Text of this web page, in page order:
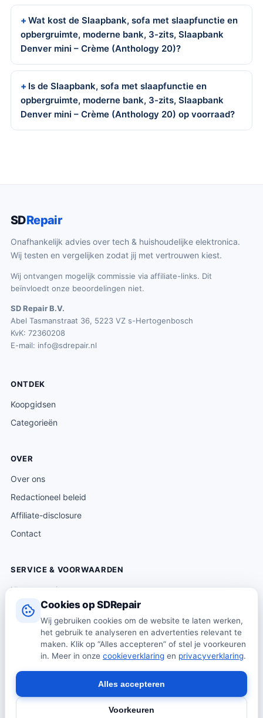
Cookies op SDRepair
Wij gebruiken cookies om de website te laten werken,
het gebruik te analyseren en advertenties relevant te
maken. Klik op “Alles accepteren” of stel je voorkeuren
in. Meer in onze cookieverklaring en privacyverklaring.
Voorkeuren
Alles accepteren
Wat kost de Slaapbank, sofa met slaapfunctie en
opbergruimte, moderne bank, 3-zits, Slaapbank
Denver mini – Crème (Anthology 20)?
Is de Slaapbank, sofa met slaapfunctie en
opbergruimte, moderne bank, 3-zits, Slaapbank
Denver mini – Crème (Anthology 20) op voorraad?
SDRepair
Onafhankelijk advies over tech & huishoudelijke elektronica.
Wij testen en vergelijken zodat jij met vertrouwen kiest.
Wij ontvangen mogelijk commissie via affiliate-links. Dit
beïnvloedt onze beoordelingen niet.
SD Repair B.V.
Abel Tasmanstraat 36, 5223 VZ s-Hertogenbosch
KvK: 72360208
E-mail: info@sdrepair.nl
ONTDEK
Koopgidsen
Categorieën
OVER
Over ons
Redactioneel beleid
Affiliate-disclosure
Contact
SERVICE & VOORWAARDEN
Klantenservice
Verzending & levering
Retourneren
Algemene voorwaarden